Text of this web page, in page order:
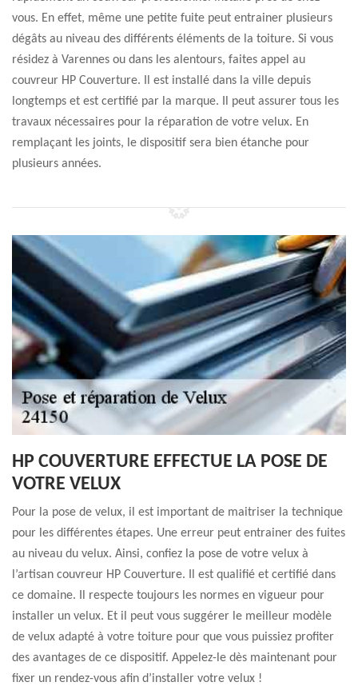
vous. En effet, même une petite fuite peut entrainer plusieurs
dégâts au niveau des différents éléments de la toiture. Si vous
résidez à Varennes ou dans les alentours, faites appel au
couvreur HP Couverture. Il est installé dans la ville depuis
longtemps et est certifié par la marque. Il peut assurer tous les
travaux nécessaires pour la réparation de votre velux. En
remplaçant les joints, le dispositif sera bien étanche pour
plusieurs années.
HP COUVERTURE EFFECTUE LA POSE DE
VOTRE VELUX
Pour la pose de velux, il est important de maitriser la technique
pour les différentes étapes. Une erreur peut entrainer des fuites
au niveau du velux. Ainsi, confiez la pose de votre velux à
l’artisan couvreur HP Couverture. Il est qualifié et certifié dans
ce domaine. Il respecte toujours les normes en vigueur pour
installer un velux. Et il peut vous suggérer le meilleur modèle
de velux adapté à votre toiture pour que vous puissiez profiter
des avantages de ce dispositif. Appelez-le dès maintenant pour
fixer un rendez-vous afin d’installer votre velux !